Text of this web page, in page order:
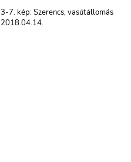
3-7. kép: Szerencs, vasútállomás
2018.04.14.